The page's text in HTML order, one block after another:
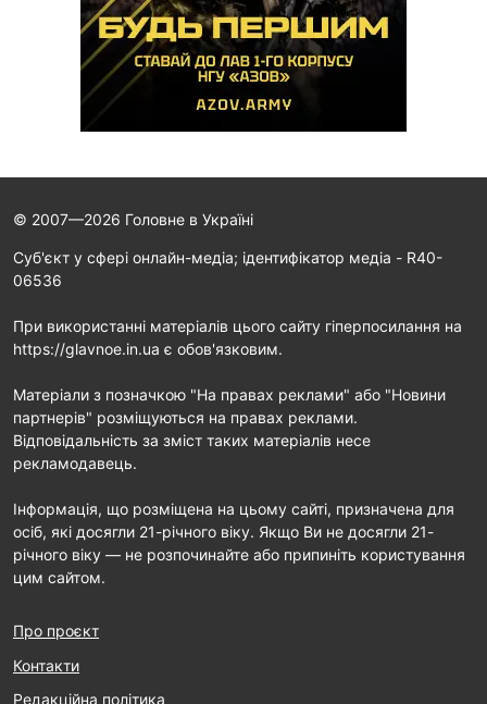
© 2007—2026 Головне в Україні
Cуб'єкт у сфері онлайн-медіа; ідентифікатор медіа - R40-
06536
При використанні матеріалів цього сайту гіперпосилання на
https://glavnoe.in.ua є обов'язковим.
Матеріали з позначкою "На правах реклами" або "Новини
партнерів" розміщуються на правах реклами.
Відповідальність за зміст таких матеріалів несе
рекламодавець.
Інформація, що розміщена на цьому сайті, призначена для
осіб, які досягли 21-річного віку. Якщо Ви не досягли 21-
річного віку — не розпочинайте або припиніть користування
цим сайтом.
Про проєкт
Контакти
Редакційна політика